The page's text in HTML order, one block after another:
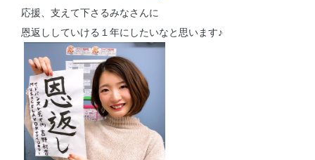
応援、支えて下さるみなさんに
恩返ししていける１年にしたいなと思います♪